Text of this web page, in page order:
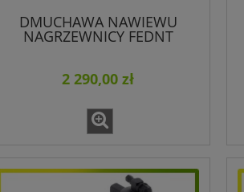
DMUCHAWA NAWIEWU
NAGRZEWNICY FEDNT
2 290,00 zł